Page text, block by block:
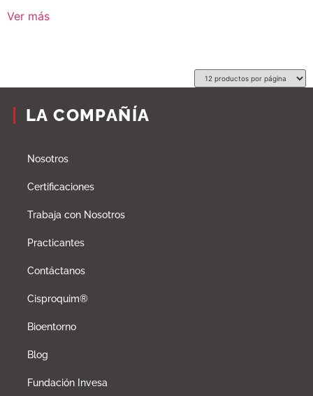
Ver más
LA COMPAÑÍA
Nosotros
Certificaciones
Trabaja con Nosotros
Practicantes
Contáctanos
Cisproquim®
Bioentorno
Blog
Fundación Invesa